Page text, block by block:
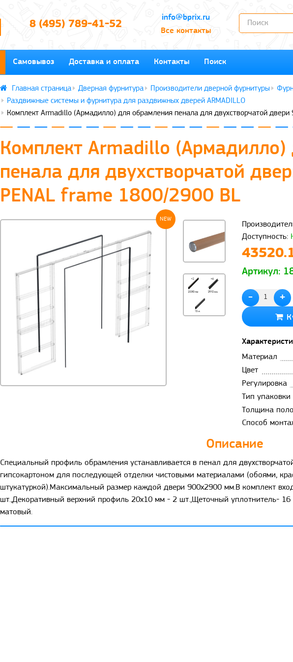
8 (495) 789-41-52
info@bprix.ru
Все контакты
Самовывоз Доставка и оплата Контакты Поиск
Дверная фурнитура Производители дверной фурнитуры
Раздвижные системы и фурнитура для раздвижных дверей ARMADILLO
Комплект Armadillo (Армадилло) для обрамления пенала для двухстворчатой
Комплект Armadillo (Армадилло)
пенала для двухстворчатой
PENAL frame 1800/2900 BL
NEW
Доступность:
Артикул:
- +
Материал
Цвет
Регулировка
Тип упаковки
Толщина
Способ
Описание
Специальный профиль обрамления устанавливается в пенал для
гипсокартоном для последующей отделки чистовыми материалами (обоями,
штукатуркой).Максимальный размер каждой двери 900х2900 мм.В комплект
шт.,Декоративный верхний профиль 20х10 мм - 2 шт.,Щеточный уплотнитель-
матовый.